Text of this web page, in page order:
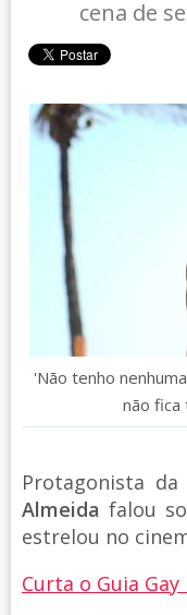
cena de
'Não tenho
não fica
Protagonista da
Almeida falou
estrelou no
Curta o Guia